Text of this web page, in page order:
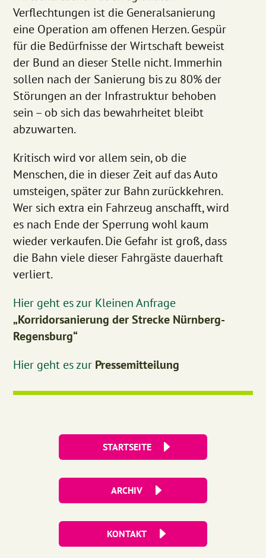
Verflechtungen ist die Generalsanierung
eine Operation am offenen Herzen. Gespür
für die Bedürfnisse der Wirtschaft beweist
der Bund an dieser Stelle nicht. Immerhin
sollen nach der Sanierung bis zu 80% der
Störungen an der Infrastruktur behoben
sein – ob sich das bewahrheitet bleibt
abzuwarten.
Kritisch wird vor allem sein, ob die
Menschen, die in dieser Zeit auf das Auto
umsteigen, später zur Bahn zurückkehren.
Wer sich extra ein Fahrzeug anschafft, wird
es nach Ende der Sperrung wohl kaum
wieder verkaufen. Die Gefahr ist groß, dass
die Bahn viele dieser Fahrgäste dauerhaft
verliert.
Hier geht es zur Kleinen Anfrage
„Korridorsanierung der Strecke Nürnberg-
Regensburg“
Hier geht es zur Pressemitteilung
STARTSEITE
ARCHIV
KONTAKT